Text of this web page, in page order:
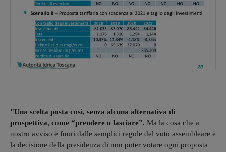
"Una scelta posta così, senza alcuna alternativa di
prospettiva, come “prendere o lasciare”. Ma la cosa che a
nostro avviso è fuori dalle semplici regole del voto assembleare è
la decisione della presidenza di non poter votare ogni proposta